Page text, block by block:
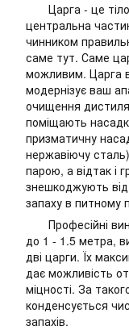
Царга - це тіло
центральна
чинником
саме тут. Саме
можливим. Царга
модернізує ваш
очищення
поміщають
призматичну
нержавіючу
парою, а відтак і
знешкоджують
запаху в питному
Професійні
до 1 - 1.5 метра,
дві царги. Їх
дає можливість
міцності. За
конденсується
запахів.